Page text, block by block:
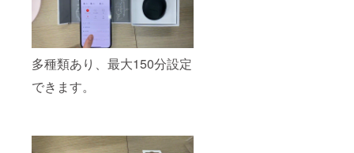
多種類あり、最大150分設定
できます。